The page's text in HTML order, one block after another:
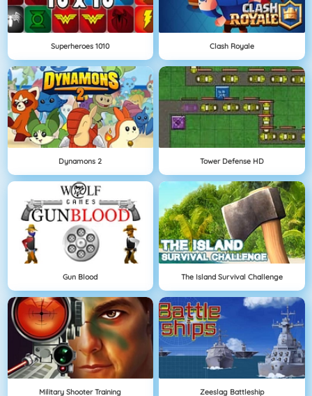
Superheroes 1010 Clash Royale
Dynamons 2 Tower Defense HD
Gun Blood The Island Survival Challenge
Military Shooter Training Zeeslag Battleship